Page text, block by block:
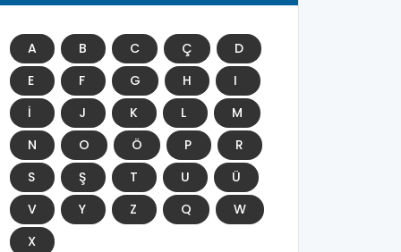
A B C Ç
D
E
F G H
I
İ
J K L
M
N
O Ö P
R
S
Ş T U
Ü
V
Y Z Q
W
X